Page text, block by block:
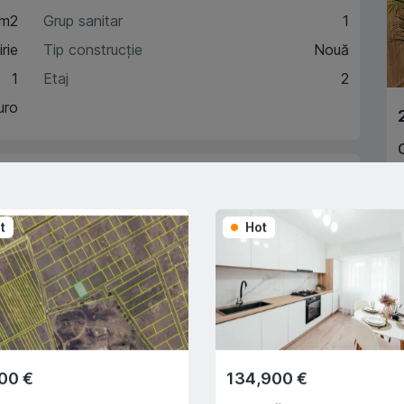
1
Grup sanitar
1
Tip construcție
Nouă
Etaj
2
Trade-In
€
Hot
134,900 €